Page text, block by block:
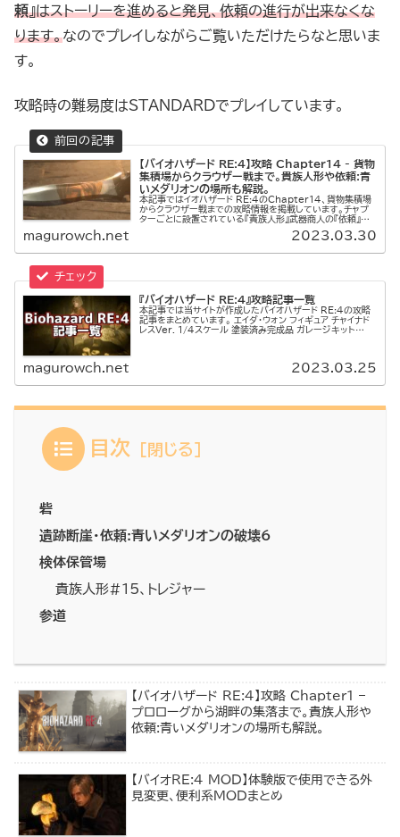
頼』はストーリーを進めると発見、依頼の進行が出来なくな
ります。なのでプレイしながらご覧いただけたらなと思いま
す。
攻略時の難易度はSTANDARDでプレイしています。
【バイオハザード RE:4】攻略 Chapter14 - 貨物
集積場からクラウザー戦まで。貴族人形や依頼:青
いメダリオンの場所も解説。
本記事ではイオハザード RE:4のChapter14、貨物集積場
からクラウザー戦までの攻略情報を掲載しています。チャプ
ターごとに設置されている『貴族人形』武器商人の『依頼』は
magurowch.net 2023.03.30
『バイオハザード RE:4』攻略記事一覧
本記事では当サイトが作成したバイオハザード RE:4の攻略
記事をまとめています。 エイダ・ウォン フィギュア チャイナド
レスVer. 1/4スケール 塗装済み完成品 ガレージキット
magurowch.net 2023.03.25
目次
砦
遺跡断崖・依頼:青いメダリオンの破壊6
検体保管場
貴族人形#15、トレジャー
参道
【バイオハザード RE:4】攻略 Chapter1 –
プロローグから湖畔の集落まで。貴族人形や
依頼:青いメダリオンの場所も解説。
【バイオRE:4 MOD】体験版で使用できる外
見変更、便利系MODまとめ